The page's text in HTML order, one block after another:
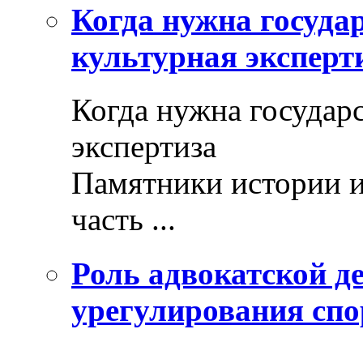
Когда нужна
культурная
Когда нужна
экспертиза
Памятники истории
часть ...
Роль адвокатской
урегулирования